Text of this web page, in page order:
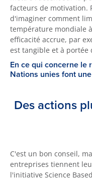
facteurs de motivation.
d'imaginer comment
température mondiale
efficacité accrue, par
est tangible et à portée
En ce qui concerne le
Nations unies font
Des actions
C'est un bon conseil,
entreprises tiennent
l'initiative Science